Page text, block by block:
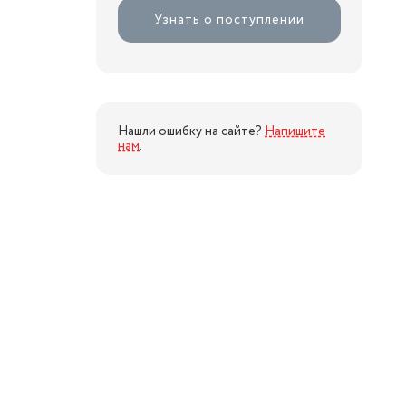
Узнать о поступлении
Нашли ошибку на сайте? Напишите
нам.